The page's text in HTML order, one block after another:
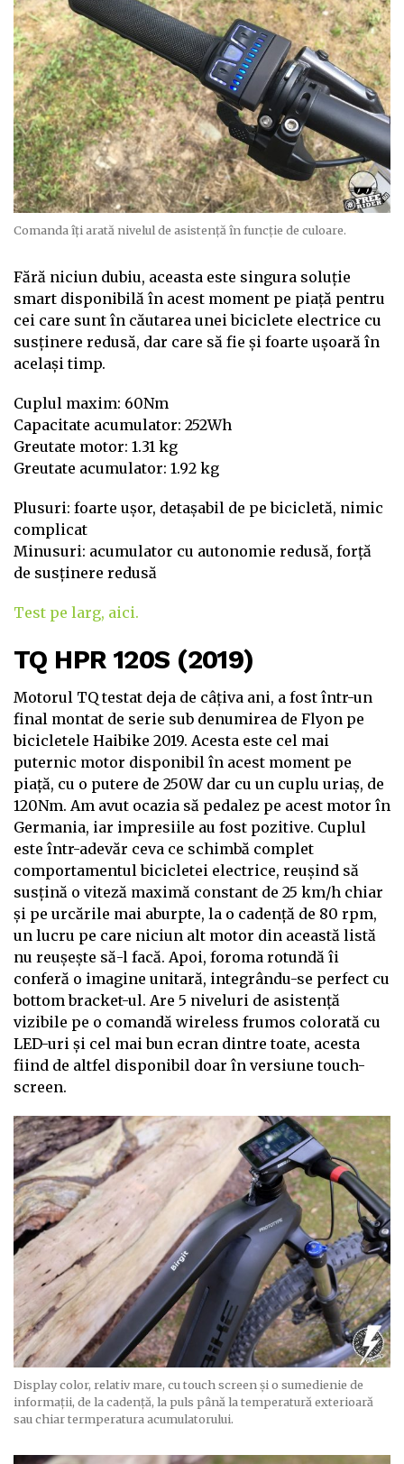
Comanda îți arată nivelul de asistență în funcție de culoare.
Fără niciun dubiu, aceasta este singura soluție
smart disponibilă în acest moment pe piață pentru
cei care sunt în căutarea unei biciclete electrice cu
susținere redusă, dar care să fie și foarte ușoară în
același timp.
Cuplul maxim: 60Nm
Capacitate acumulator: 252Wh
Greutate motor: 1.31 kg
Greutate acumulator: 1.92 kg
Plusuri: foarte ușor, detașabil de pe bicicletă, nimic
complicat
Minusuri: acumulator cu autonomie redusă, forță
de susținere redusă
Test pe larg, aici.
TQ HPR 120S (2019)
Motorul TQ testat deja de câțiva ani, a fost într-un
final montat de serie sub denumirea de Flyon pe
bicicletele Haibike 2019. Acesta este cel mai
puternic motor disponibil în acest moment pe
piață, cu o putere de 250W dar cu un cuplu uriaș, de
120Nm. Am avut ocazia să pedalez pe acest motor în
Germania, iar impresiile au fost pozitive. Cuplul
este într-adevăr ceva ce schimbă complet
comportamentul bicicletei electrice, reușind să
susțină o viteză maximă constant de 25 km/h chiar
și pe urcările mai aburpte, la o cadență de 80 rpm,
un lucru pe care niciun alt motor din această listă
nu reușește să-l facă. Apoi, foroma rotundă îi
conferă o imagine unitară, integrându-se perfect cu
bottom bracket-ul. Are 5 niveluri de asistență
vizibile pe o comandă wireless frumos colorată cu
LED-uri și cel mai bun ecran dintre toate, acesta
fiind de altfel disponibil doar în versiune touch-
screen.
Display color, relativ mare, cu touch screen și o sumedienie de
informații, de la cadență, la puls până la temperatură exterioară
sau chiar termperatura acumulatorului.